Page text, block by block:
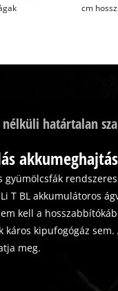
cm
nélküli határtalan
gyümölcsfák
T BL akkumulátoros
kell a
káros kipufogógáz
meg.